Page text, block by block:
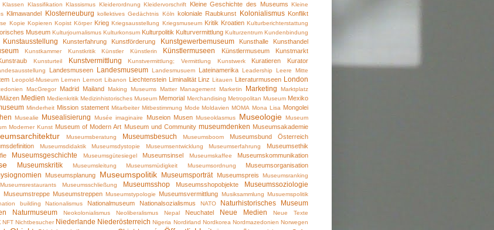
Klassen Klassifikation Klassismus Kleiderordnung Kleidervorschrift Kleine Geschichte des Museums Kleine
Klimawandel Klosterneuburg kollektives Gedächtnis Köln koloniale Raubkunst Kolonialismus Konflikt
Kopie Kopieren Kopist Körper Krieg Kriegsausstellung Kriegsmuseum Kritik Kroatien Kulturberichterstattung
Museum Kulturjournalismus Kulturkonsum Kulturpolitik Kulturvermittlung Kulturzentrum Kundenbindung
Kunstausstellung Kunsterfahrung Kunstförderung Kunstgewerbemuseum Kunsthalle
Kunsthandel
Kunstkammer Kunstkritik Künstler Künstlerin Künstlermuseen Künstlermuseum
Kunstmarkt
Kunsturteil Kunstvermittlung Kunstvermittlung; Vermittlung Kunstwerk Kuratieren
Kurator
Landesmuseen Landesmuseum Landesmusuem Lateinamerika Leadership
Leere Mitte
Leopold-Museum Lernen Lernort Libanon Liechtenstein Liminalität Linz Litauen Literaturmuseen London
MacGregor Madrid Mailand Making Museums Matter Management Marketin Marketing Marktplatz
Mäzen Medien Medienkritik Medizinhistorisches Museum Memorial Merchandising Metropolitan Museum Mexiko
Minderheit Mission statement Mitarbeiter Mitbestimmung Mode Moldavien MOMA Mona Lisa Mongolei
Musealie Musealisierung Musée imaginaire Museion Musen Museoklasmus Museologie Museum
Moderner Kunst Museum of Modern Art Museum und Community museumdenken Museumsakademie
Museumsberatung Museumsbesuch Museumsboom Museumsbund Österreich
Museumsdidaktik Museumsdystopie Museumsentwicklung Museumserfahrung Museumsethik
Museumsgeschichte Museumsgütesiegel Museumsinsel Museumskaffee
Museumskommunikation
Museumskritik Museumsleitung Museumsmüdigkeit Museumsordnung Museumsorganisation
Museumsplanung Museumspolitik Museumsporträt Museumspreis
Museumsranking
Museumsrestaurants Museumsschließung Museumsshop Museumsshopobjekte
Museumssoziologie
Museumstreppe Museumstreppen Museumstypologie Museumsvermittlung Musiksammlung Musuemspolitik
building Nationalismus Nationalmuseum Nationalsozialismus NATO
Naturhistorisches Museum
Naturmuseum Neokolonialismus Neoliberalismus Nepal Neuchatel Neue Medien
Neue Texte
NFT Nichtbesucher Niederlande Niederösterreich Nigeria Nordirland Nordkorea Nordmazedonien Norwegen